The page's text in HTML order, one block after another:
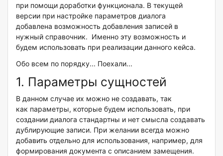
при помощи доработки функционала. В текущей
версии при настройке параметров диалога
добавлена возможность добавления записей в
нужный справочник. Именно эту возможность и
будем использовать при реализации данного кейса.
Обо всем по порядку... Поехали...
1. Параметры сущностей
В данном случае их можно не создавать, так
как параметры, которые будем использовать, при
создании диалога стандартны и нет смысла создавать
дублирующие записи. При желании всегда можно
добавить отдельно для использования, например, для
формирования документа с описанием замещения.